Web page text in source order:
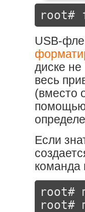
USB-
диске не
весь
(вместо
помощью
Если
команда
root#
root#